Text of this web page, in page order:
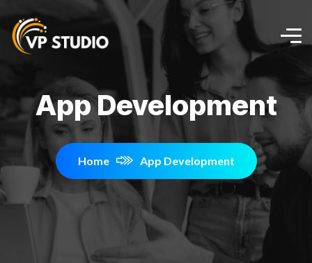
App Development
Home App Development